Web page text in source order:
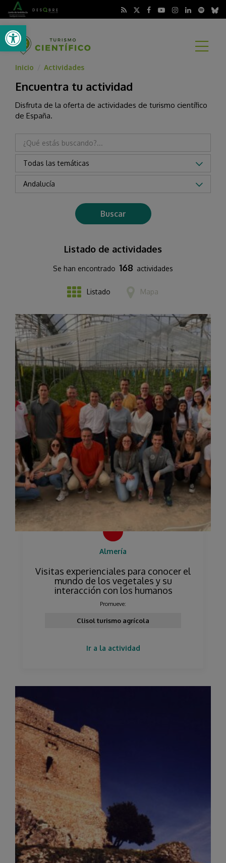
Abrir barra de herramientas
Inicio Actividades
Encuentra tu actividad
Disfruta de la oferta de actividades de turismo científico
de España.
Todas las temáticas
Andalucía
Buscar
Listado de actividades
Se han encontrado 168 actividades
Listado Mapa
Almería
Visitas experienciales para conocer el
mundo de los vegetales y su
interacción con los humanos
Promueve:
Clisol turismo agrícola
Ir a la actividad